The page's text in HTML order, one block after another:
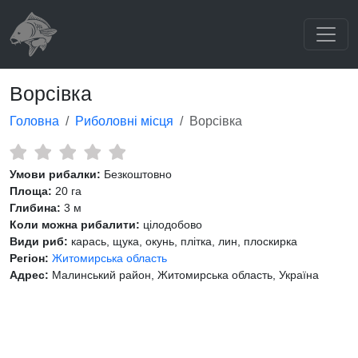
Ворсівка
Головна Риболовні місця Ворсівка
Умови рибалки: Безкоштовно
Площа: 20 га
Глибина: 3 м
Коли можна рибалити: цілодобово
Види риб: карась, щука, окунь, плітка, лин, плоскирка
Регіон: Житомирська область
Адрес: Малинський район, Житомирська область, Україна